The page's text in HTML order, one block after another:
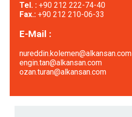
Tel. : +90 212 222-74-40
Fax.: +90 212 210-06-33
E-Mail :
nureddin.kolemen@alkansan.com
engin.tan@alkansan.com
ozan.turan@alkansan.com